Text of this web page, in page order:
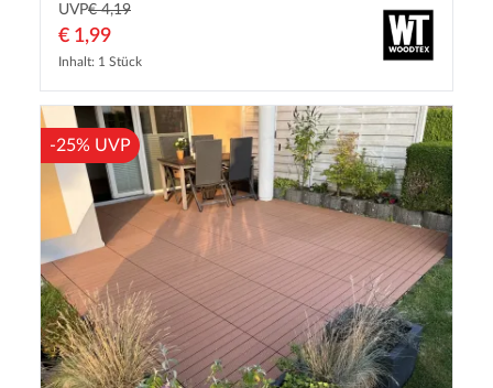
UVP€ 4,19
€ 1,99
Inhalt: 1 Stück
-25% UVP